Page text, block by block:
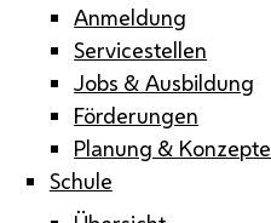
Anmeldung
Servicestellen
Jobs & Ausbildung
Förderungen
Planung & Konzepte
Schule